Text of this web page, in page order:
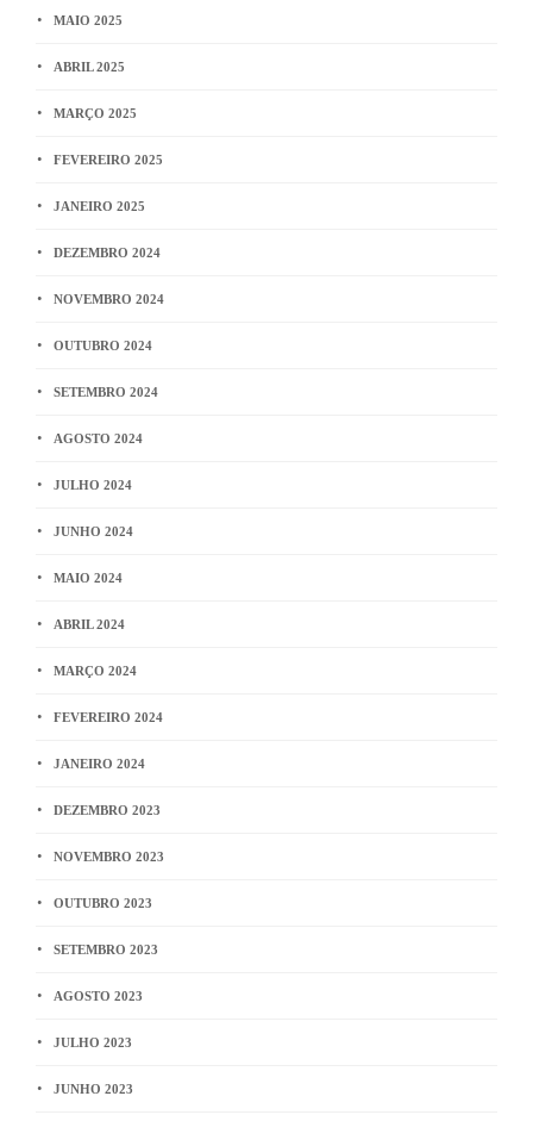
MAIO 2025
ABRIL 2025
MARÇO 2025
FEVEREIRO 2025
JANEIRO 2025
DEZEMBRO 2024
NOVEMBRO 2024
OUTUBRO 2024
SETEMBRO 2024
AGOSTO 2024
JULHO 2024
JUNHO 2024
MAIO 2024
ABRIL 2024
MARÇO 2024
FEVEREIRO 2024
JANEIRO 2024
DEZEMBRO 2023
NOVEMBRO 2023
OUTUBRO 2023
SETEMBRO 2023
AGOSTO 2023
JULHO 2023
JUNHO 2023